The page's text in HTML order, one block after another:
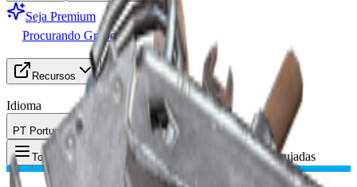
Seja Premium
Procurando Grupo
Recursos
Idioma
PT Português
Toggle Menu Item Ferramentas enferrujadas